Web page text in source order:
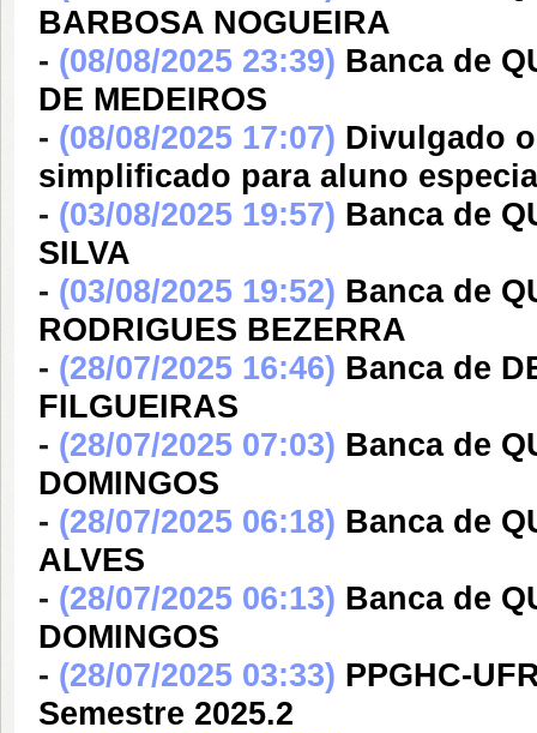
BARBOSA NOGUEIRA
- (08/08/2025 23:39) Banca de
DE MEDEIROS
- (08/08/2025 17:07) Divulgado
simplificado para aluno
- (03/08/2025 19:57) Banca de
SILVA
- (03/08/2025 19:52) Banca de
RODRIGUES BEZERRA
- (28/07/2025 16:46) Banca de
FILGUEIRAS
- (28/07/2025 07:03) Banca de
DOMINGOS
- (28/07/2025 06:18) Banca de
ALVES
- (28/07/2025 06:13) Banca de
DOMINGOS
- (28/07/2025 03:33) PPGHC-
Semestre 2025.2